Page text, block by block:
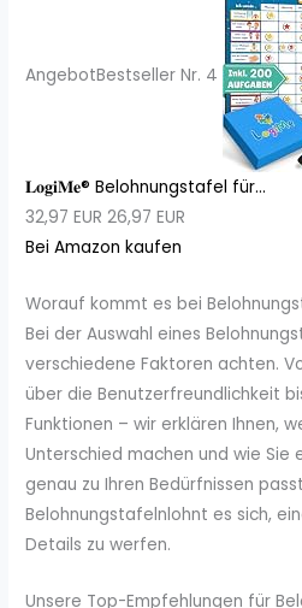
AngebotBestseller Nr. 4
𝐋𝐨𝐠𝐢𝐌𝐞® Belohnungstafel für...
32,97 EUR 26,97 EUR
Bei Amazon kaufen
Worauf kommt es bei
Bei der Auswahl eines
verschiedene Faktoren achten.
über die Benutzerfreundlichkeit
Funktionen – wir erklären Ihnen,
Unterschied machen und wie Sie
genau zu Ihren Bedürfnissen
Belohnungstafelnlohnt es sich,
Details zu werfen.
Unsere Top-Empfehlungen für